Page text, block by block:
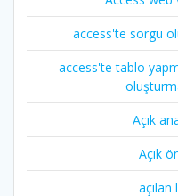
access'te sorgu
access'te tablo
Açık
Açık